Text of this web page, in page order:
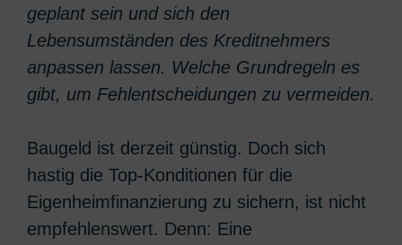
geplant sein und sich den
Lebensumständen des Kreditnehmers
anpassen lassen. Welche Grundregeln es
gibt, um Fehlentscheidungen zu vermeiden.
Baugeld ist derzeit günstig. Doch sich
hastig die Top-Konditionen für die
Eigenheimfinanzierung zu sichern, ist nicht
empfehlenswert. Denn: Eine